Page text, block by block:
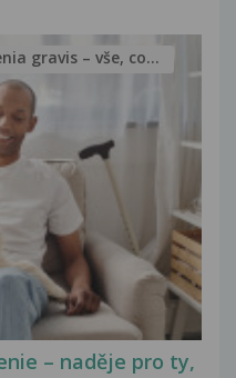
– naděje pro ty,
gravis – vše, co...